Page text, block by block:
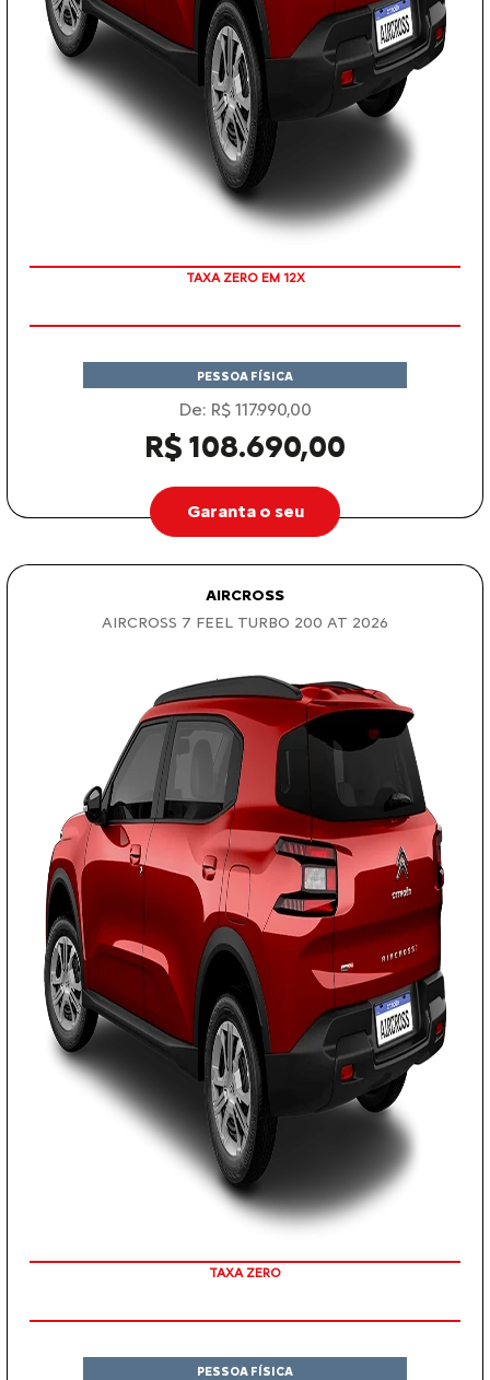
PESSOA FÍSICA
De: R$ 117.990,00
R$ 108.690,00
Garanta o seu
AIRCROSS
AIRCROSS 7 FEEL TURBO 200 AT 2026
PESSOA FÍSICA